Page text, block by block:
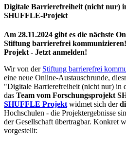
Digitale Barrierefreiheit (nicht nur)
SHUFFLE-Projekt
Am 28.11.2024 gibt es die nächste
Stiftung barrierefrei
Projekt - Jetzt anmelden!
Wir von der Stiftung barrierefrei
eine neue Online-Austauschrunde,
"Digitale Barrierefreiheit (nicht nur) in
das Team vom Forschungsprojekt
SHUFFLE Projekt widmet sich der
Hochschulen - die Projektergebnisse
der Gesellschaft übertragbar. Konkret
vorgestellt: